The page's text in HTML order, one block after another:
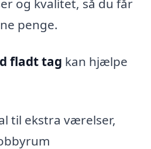
og kvalitet, så du får
penge.
fladt tag kan hjælpe
til ekstra værelser,